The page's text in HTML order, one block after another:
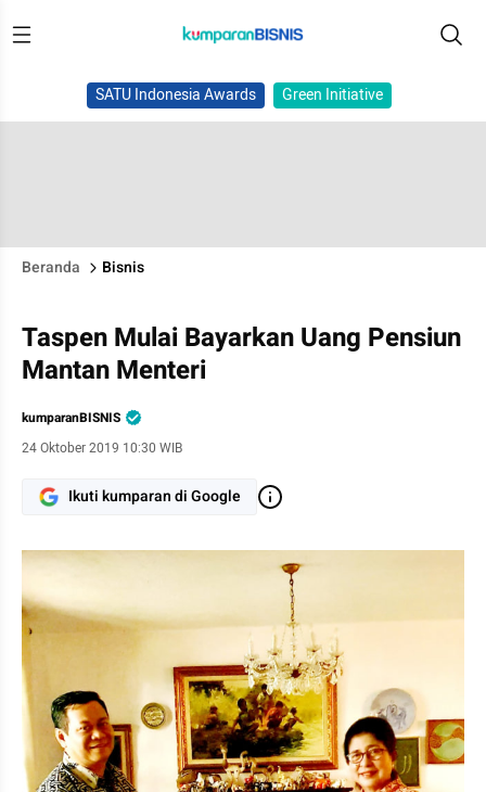
SATU Indonesia Awards Green Initiative
Beranda Bisnis
Taspen Mulai Bayarkan Uang Pensiun
Mantan Menteri
kumparanBISNIS
24 Oktober 2019 10:30 WIB
Ikuti kumparan di Google